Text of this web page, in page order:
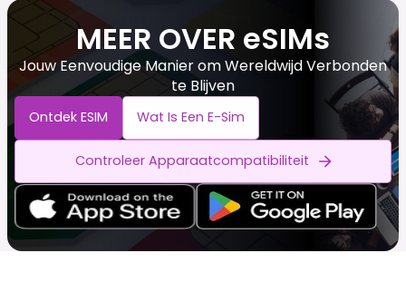
MEER OVER eSIMs
Jouw Eenvoudige Manier om Wereldwijd Verbonden
te Blijven
Ontdek ESIM Wat Is Een E-Sim
Controleer Apparaatcompatibiliteit